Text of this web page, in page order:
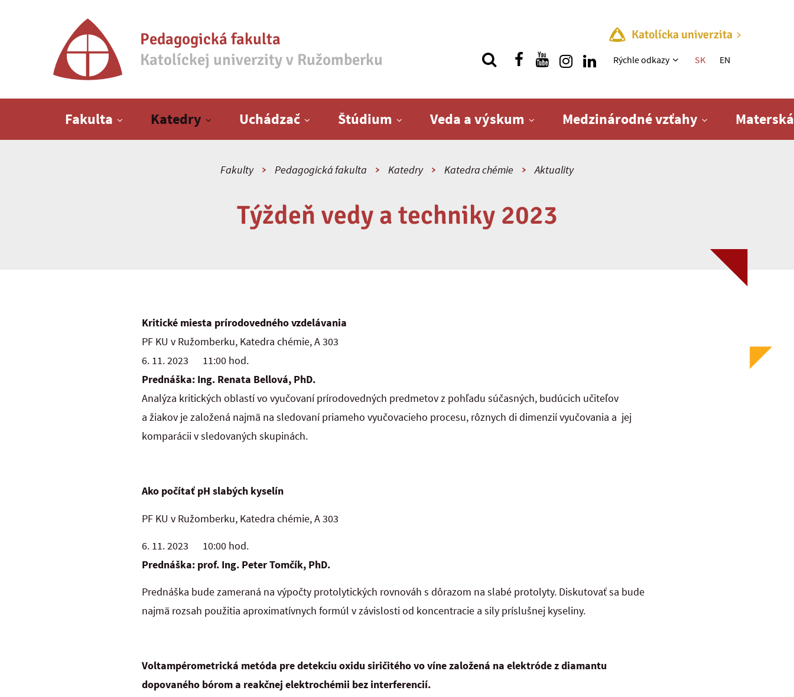
Pedagogická fakulta
Katolíckej univerzity v Ružomberku
Katolícka univerzita
Rýchle menu
Rýchle odkazy SK EN
Fakulta Katedry Uchádzač Štúdium Veda a výskum Medzinárodné vzťahy
Fakulty Pedagogická fakulta Katedry Katedra chémie Aktuality
Týždeň vedy a techniky 2023
Kritické miesta prírodovedného vzdelávania
PF KU v Ružomberku, Katedra chémie, A 303
6. 11. 2023 11:00 hod.
Prednáška: Ing. Renata Bellová, PhD.
Analýza kritických oblastí vo vyučovaní prírodovedných predmetov z pohľadu súčasných, budúcich učiteľov
a žiakov je založená najmä na sledovaní priameho vyučovacieho procesu, rôznych di dimenzií vyučovania a jej
komparácii v sledovaných skupinách.
Ako počítať pH slabých kyselín
PF KU v Ružomberku, Katedra chémie, A 303
6. 11. 2023 10:00 hod.
Prednáška: prof. Ing. Peter Tomčík, PhD.
Prednáška bude zameraná na výpočty protolytických rovnováh s dôrazom na slabé protolyty. Diskutovať sa bude
najmä rozsah použitia aproximatívnych formúl v závislosti od koncentracie a sily príslušnej kyseliny.
Voltampérometrická metóda pre detekciu oxidu siričitého vo víne založená na elektróde z diamantu
dopovaného bórom a reakčnej elektrochémii bez interferencií.